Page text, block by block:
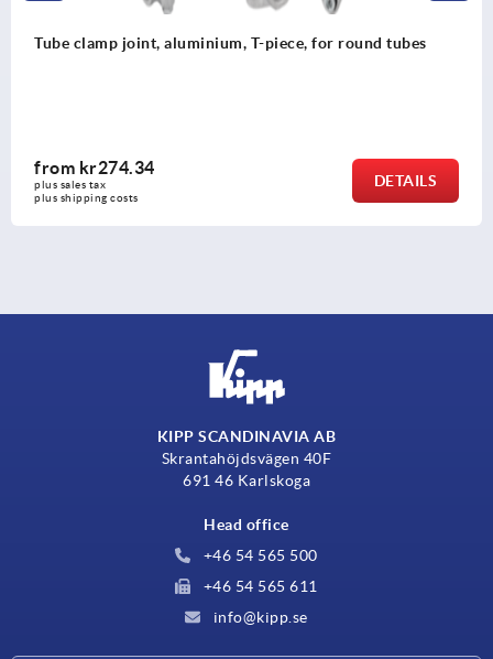
Tube clamp joint, aluminium, T-piece, for round tubes
fromkr274.34
plus sales tax
plus shipping costs
DETAILS
KIPP SCANDINAVIA AB
Skrantahöjdsvägen 40F
691 46 Karlskoga
Head office
+46 54 565 500
+46 54 565 611
info@kipp.se